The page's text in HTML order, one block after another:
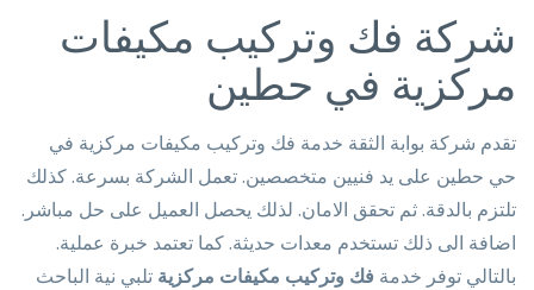
شركة فك وتركيب مكيفات
مركزية في حطين
تقدم شركة بوابة الثقة خدمة فك وتركيب مكيفات مركزية في
حي حطين على يد فنيين متخصصين. تعمل الشركة بسرعة. كذلك
تلتزم بالدقة. ثم تحقق الامان. لذلك يحصل العميل على حل مباشر.
اضافة الى ذلك تستخدم معدات حديثة. كما تعتمد خبرة عملية.
بالتالي توفر خدمة فك وتركيب مكيفات مركزية تلبي نية الباحث